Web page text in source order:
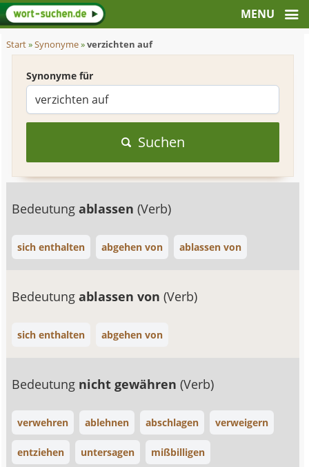
Start»Synonyme»verzichten auf
Synonyme für
Suchen
Bedeutungablassen(Verb)
sich enthalten abgehen von ablassen von
Bedeutungablassen von(Verb)
sich enthalten abgehen von
Bedeutung nicht gewähren(Verb)
verwehren ablehnen abschlagen verweigern
entziehen untersagen mißbilligen